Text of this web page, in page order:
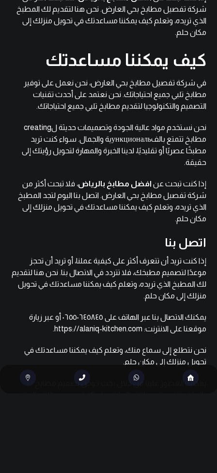
شركة تفصيل مطابخ بحي العارض. نحن هنا لتقديم لك المطبخ
الذي تريده، وتعلم كيف يمكننا مساعدتك في تحويل منزلك إلى
مكان حلم.
كيف يمكننا مساعدتك
في شركة تفصيل مطابخ بحي العارض، نحن نعمل على توفير
مطابخ تلبي جميع احتياجاتك. نحن نعتمد على أحدث تقنيات
التصميم والتكنولوجيا لتقديم مطابخ تلبي جميع احتياجاتك.
نحن نستخدم مواد عالية الجودة وتصميمات حديثة لcreating
مطابخ تتمتع بالفункциональية والجمال. سواء كنت تريد
مطبخًا عصريًا أو تقليديًا، لدينا الخبرة والمهارة لتحويل رؤيتك إلى
حقيقة.
إذا كنت تبحث عن افضل مطابخ بالرياض، فلا تبحث أكثر من
شركة تفصيل مطابخ بحي العارض. اتصل بنا اليوم لتجد المطبخ
الذي تريده، وتعلم كيف يمكننا مساعدتك في تحويل منزلك إلى
مكان حلم.
اتصل بنا
إذا كنت تريد أن تتعرف أكثر على كيفية عملنا، أو تريد أن تحجز
موعدًا لتصميم مطبخك، فلا تتردد في الاتصال بنا. نحن هنا لتقديم
لك المطبخ الذي تريده، وتعلم كيف يمكننا مساعدتك في تحويل
منزلك إلى مكان حلم.
يمكنك الاتصال بنا عبر الهاتف على ٠٦٥٥٠٦٤٥٨٤٥ أو عبر زيارة
موقعنا على الانترنت: https://alaniq-kitchen.com
.
نحن نتطلع إلى سماع منك، وتعلم كيف يمكننا مساعدتك في
تحويل منزلك إلى مكان حلم.
يمكنك العصور علينا من خلال بحث جوجل تصميم مطابخ